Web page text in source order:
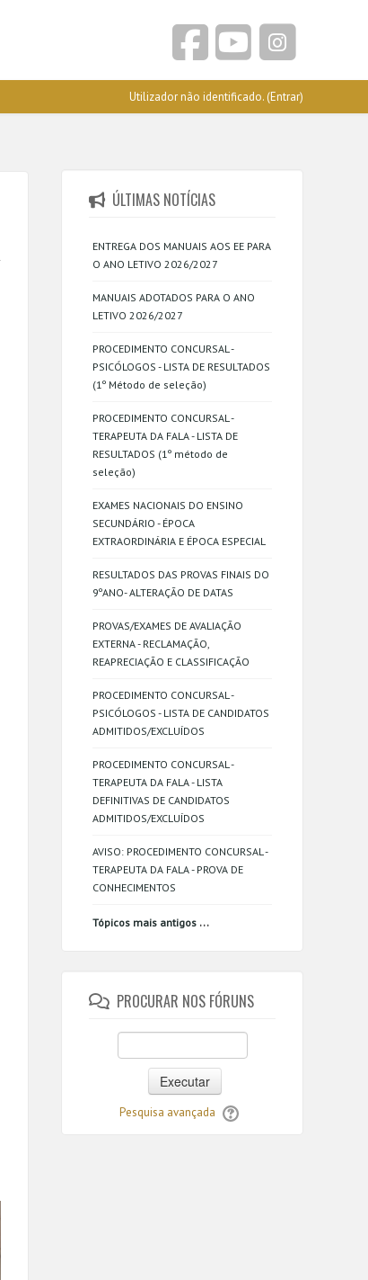
Utilizador não identificado. (Entrar)
ÚLTIMAS NOTÍCIAS
ENTREGA DOS MANUAIS AOS EE PARA
O ANO LETIVO 2026/2027
MANUAIS ADOTADOS PARA O ANO
LETIVO 2026/2027
PROCEDIMENTO CONCURSAL -
PSICÓLOGOS - LISTA DE RESULTADOS
(1º Método de seleção)
PROCEDIMENTO CONCURSAL -
TERAPEUTA DA FALA - LISTA DE
RESULTADOS (1º método de
seleção)
EXAMES NACIONAIS DO ENSINO
SECUNDÁRIO - ÉPOCA
EXTRAORDINÁRIA E ÉPOCA ESPECIAL
RESULTADOS DAS PROVAS FINAIS DO
9ºANO- ALTERAÇÃO DE DATAS
PROVAS/EXAMES DE AVALIAÇÃO
EXTERNA - RECLAMAÇÃO,
REAPRECIAÇÃO E CLASSIFICAÇÃO
PROCEDIMENTO CONCURSAL -
PSICÓLOGOS - LISTA DE CANDIDATOS
ADMITIDOS/EXCLUÍDOS
PROCEDIMENTO CONCURSAL -
TERAPEUTA DA FALA - LISTA
DEFINITIVAS DE CANDIDATOS
ADMITIDOS/EXCLUÍDOS
AVISO: PROCEDIMENTO CONCURSAL -
TERAPEUTA DA FALA - PROVA DE
CONHECIMENTOS
Tópicos mais antigos ...
PROCURAR NOS FÓRUNS
Executar
Pesquisa avançada